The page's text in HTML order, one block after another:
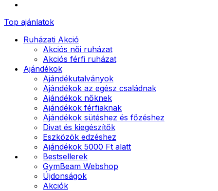
Top ajánlatok
Ruházati Akció
Akciós női ruházat
Akciós férfi ruházat
Ajándékok
Ajándékutalványok
Ajándékok az egész családnak
Ajándékok nőknek
Ajándékok férfiaknak
Ajándékok sütéshez és főzéshez
Divat és kiegészítők
Eszközök edzéshez
Ajándékok 5000 Ft alatt
Bestsellerek
GymBeam Webshop
Újdonságok
Akciók